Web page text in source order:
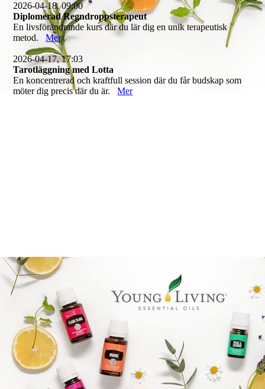
2026-04-18, 09:00
Diplomerad Regndroppsterapeut
En livsförändrande kurs där du lär dig en unik terapeutisk
metod.Mer
2026-04-17, 17:03
Tarotläggning med Lotta
En koncentrerad och kraftfull session där du får budskap som
möter dig precis där du är.Mer